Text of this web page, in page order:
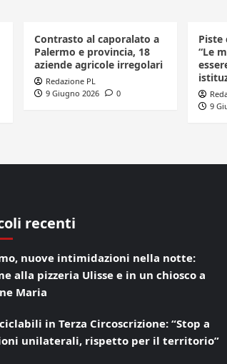
Contrasto al caporalato a
Palermo e provincia, 18
aziende agricole irregolari
Redazione PL
9 Giugno 2026
0
Piste
“Le
9
recenti
nuove intimidazioni nella notte:
alla pizzeria Ulisse e in un chiosco a
Maria
in Terza Circoscrizione: “Stop a
unilaterali, rispetto per il territorio”